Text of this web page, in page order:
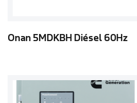
Onan 5MDKBH Diésel 60Hz